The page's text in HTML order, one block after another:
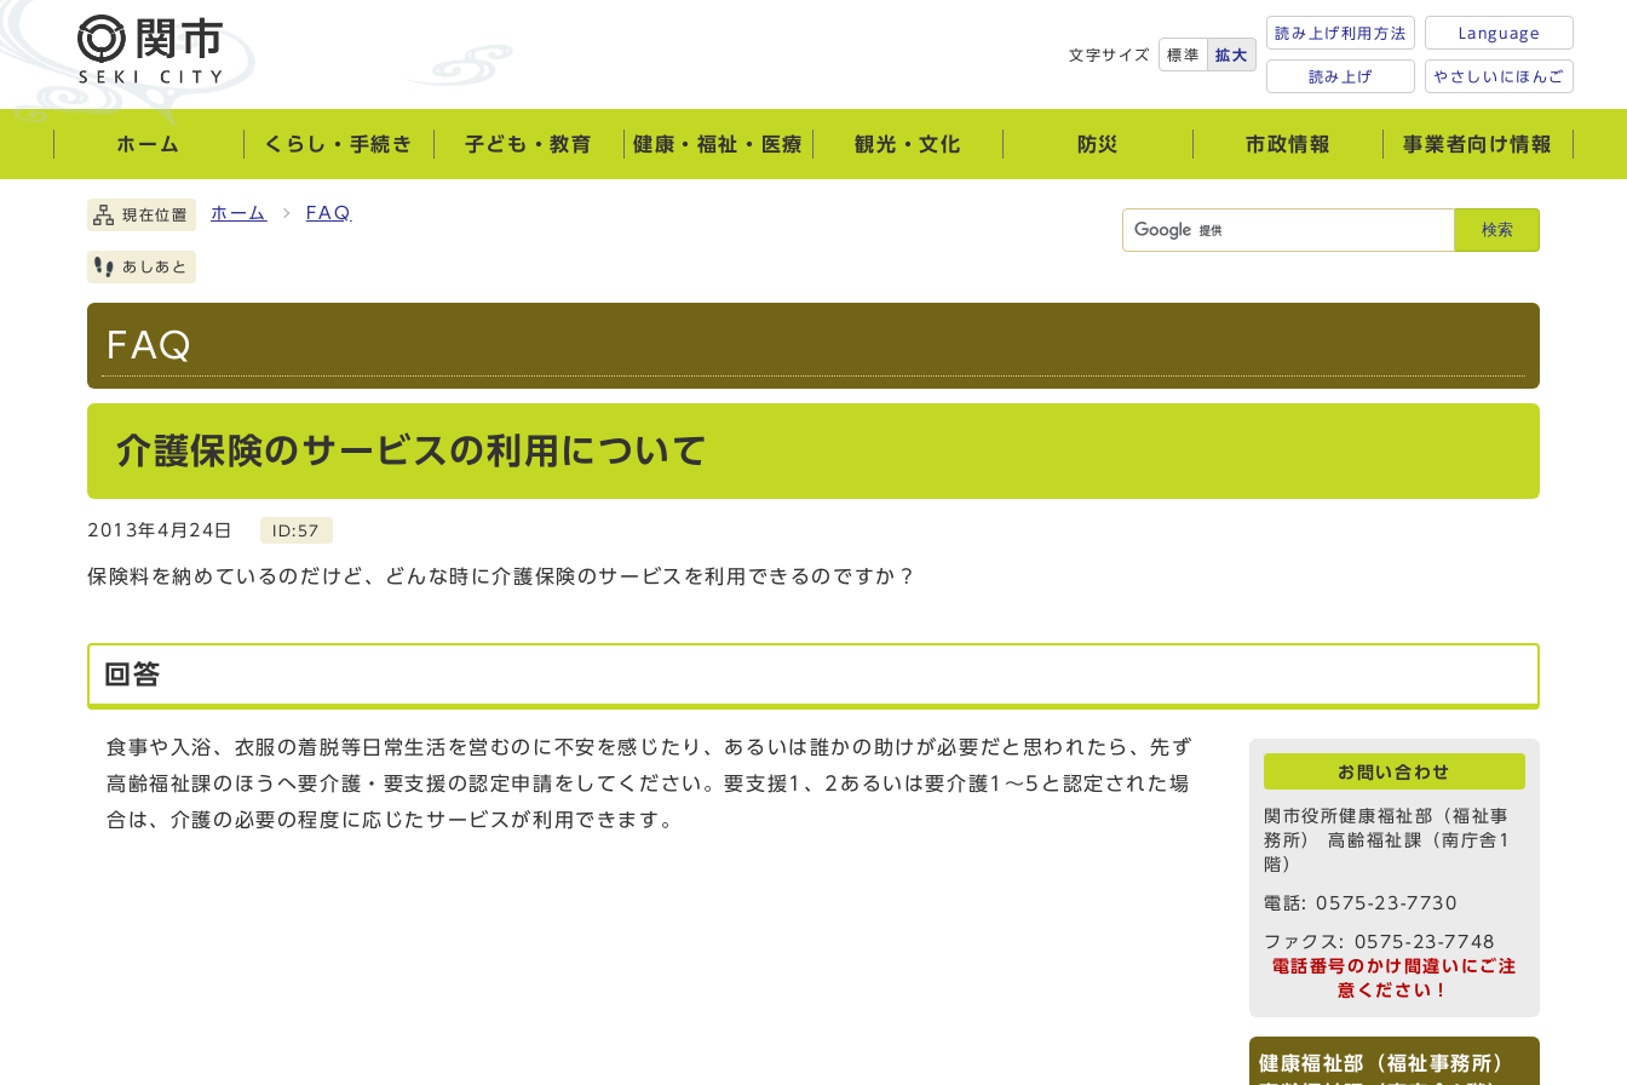
文字サイズ 標準 拡大
読み上げ利用方法
読み上げ
Language
やさしいにほんご
ホーム くらし・手続き 子ども・教育 健康・福祉・医療 観光・文化 防災 市政情報 事業者向け情報
検索
現在位置 ホーム FAQ
あしあと
FAQ
介護保険のサービスの利用について
2013年4月24日 ID:57
保険料を納めているのだけど、どんな時に介護保険のサービスを利用できるのですか？
回答
食事や入浴、衣服の着脱等日常生活を営むのに不安を感じたり、あるいは誰かの助けが必要だと思われたら、先ず
高齢福祉課のほうへ要介護・要支援の認定申請をしてください。要支援1、2あるいは要介護1～5と認定された場
合は、介護の必要の程度に応じたサービスが利用できます。
お問い合わせ
関市役所健康福祉部（福祉事
務所） 高齢福祉課（南庁舎1
階）
電話: 0575-23-7730
ファクス: 0575-23-7748
電話番号のかけ間違いにご注
意ください！
健康福祉部（福祉事務所）